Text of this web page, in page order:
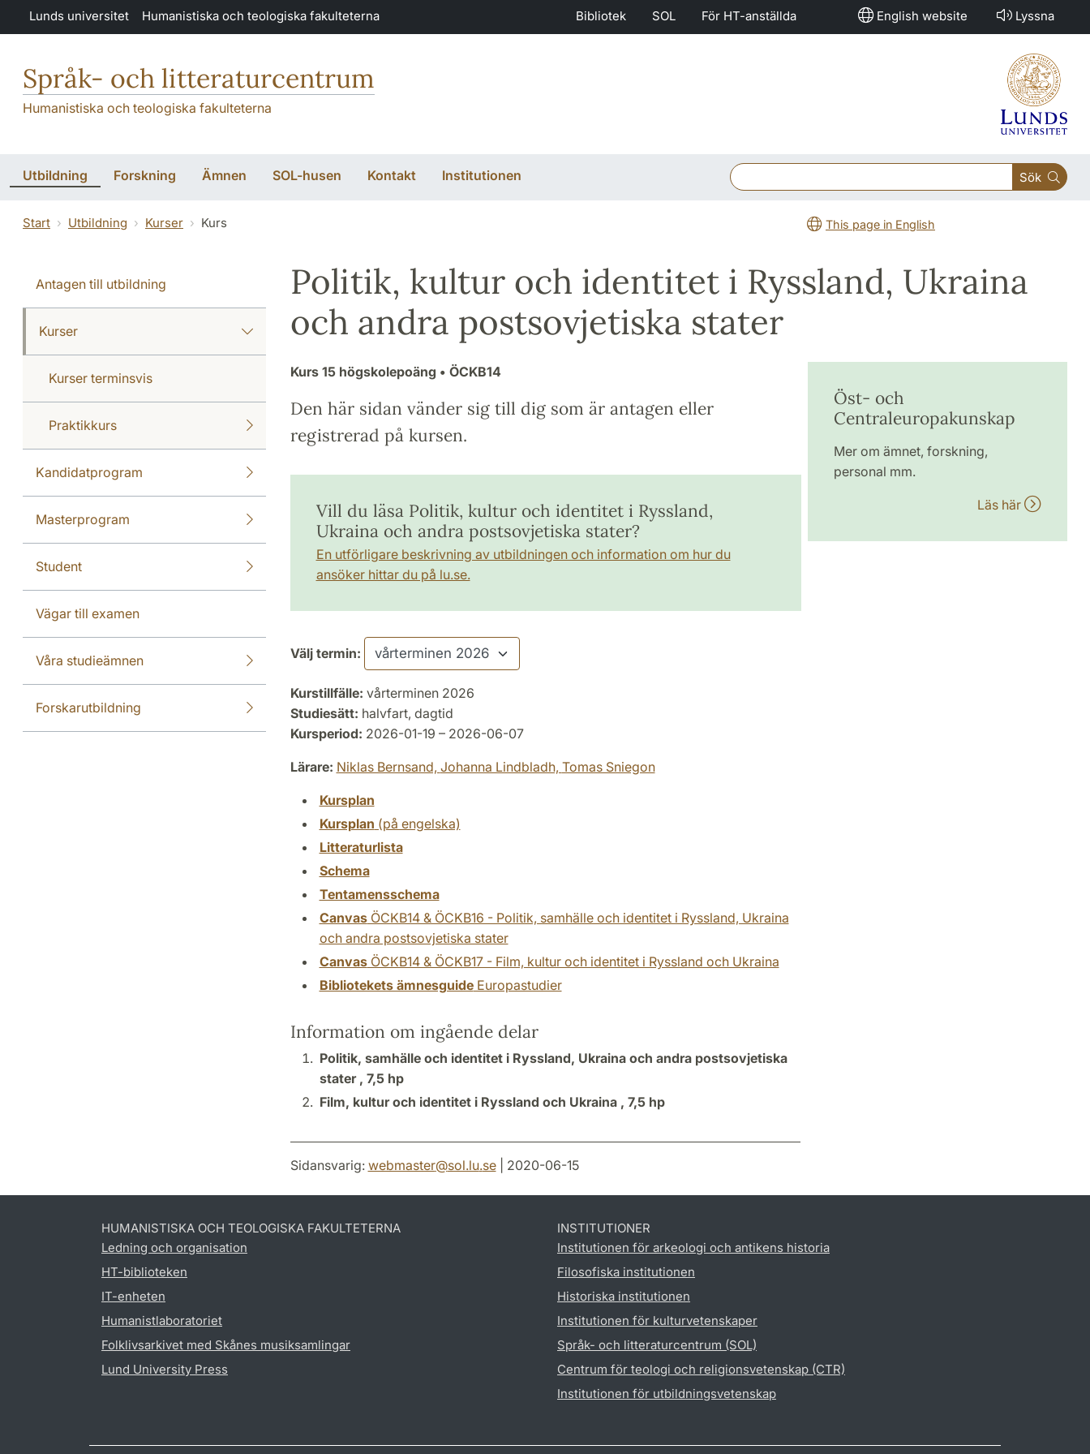
Hoppa till huvudinnehåll
Lunds universitet Humanistiska och teologiska fakulteterna Bibliotek SOL För HT-anställda English website Lyssna
Språk- och litteraturcentrum
Humanistiska och teologiska fakulteterna
Utbildning Forskning Ämnen SOL-husen Kontakt Institutionen Sök
Start Utbildning Kurser Kurs This page in English
Antagen till utbildning
Kurser
Kurser terminsvis
Praktikkurs
Kandidatprogram
Masterprogram
Student
Vägar till examen
Våra studieämnen
Forskarutbildning
Politik, kultur och identitet i Ryssland, Ukraina
och andra postsovjetiska stater
Kurs 15 högskolepoäng • ÖCKB14
Den här sidan vänder sig till dig som är antagen eller
registrerad på kursen.
Vill du läsa Politik, kultur och identitet i Ryssland,
Ukraina och andra postsovjetiska stater?
En utförligare beskrivning av utbildningen och information om hur du
ansöker hittar du på lu.se.
Välj termin:
Kurstillfälle: vårterminen 2026
Studiesätt: halvfart, dagtid
Kursperiod: 2026-01-19 – 2026-06-07
Lärare: Niklas Bernsand, Johanna Lindbladh, Tomas Sniegon
Kursplan
Kursplan (på engelska)
Litteraturlista
Schema
Tentamensschema
CanvasÖCKB14 & ÖCKB16 - Politik, samhälle och identitet i Ryssland, Ukraina
och andra postsovjetiska stater
CanvasÖCKB14 & ÖCKB17 - Film, kultur och identitet i Ryssland och Ukraina
Bibliotekets ämnesguideEuropastudier
Information om ingående delar
Politik, samhälle och identitet i Ryssland, Ukraina och andra postsovjetiska
stater , 7,5 hp
Film, kultur och identitet i Ryssland och Ukraina , 7,5 hp
Öst- och
Centraleuropakunskap
Mer om ämnet, forskning,
personal mm.
Läs här
Sidansvarig: webmaster@sol.lu.se| 2020-06-15
HUMANISTISKA OCH TEOLOGISKA FAKULTETERNA
Ledning och organisation
HT-biblioteken
IT-enheten
Humanistlaboratoriet
Folklivsarkivet med Skånes musiksamlingar
Lund University Press
INSTITUTIONER
Institutionen för arkeologi och antikens historia
Filosofiska institutionen
Historiska institutionen
Institutionen för kulturvetenskaper
Språk- och litteraturcentrum (SOL)
Centrum för teologi och religionsvetenskap (CTR)
Institutionen för utbildningsvetenskap